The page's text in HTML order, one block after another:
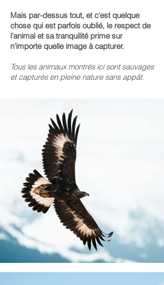
Mais par-dessus tout, et c'est quelque
chose qui est parfois oublié, le respect de
l'animal et sa tranquilité prime sur
n'importe quelle image à capturer.
Tous les animaux montrés ici sont sauvages
et capturés en pleine nature sans appât.